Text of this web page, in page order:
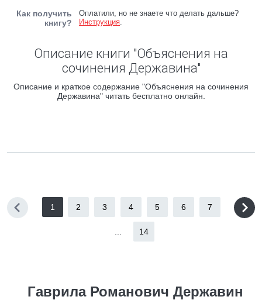
Как получить
книгу?
Оплатили, но не знаете что делать дальше?
Инструкция.
Описание книги "Объяснения на
сочинения Державина"
Описание и краткое содержание "Объяснения на сочинения
Державина" читать бесплатно онлайн.
1 2 3 4 5 6 7
14
Гаврила Романович Державин